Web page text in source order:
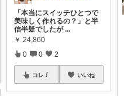
「本当にスイッチひとつで
美味しく作れるの？」と半
信半疑でしたが ...
￥ 24,860
0 0 2
コレ いいね